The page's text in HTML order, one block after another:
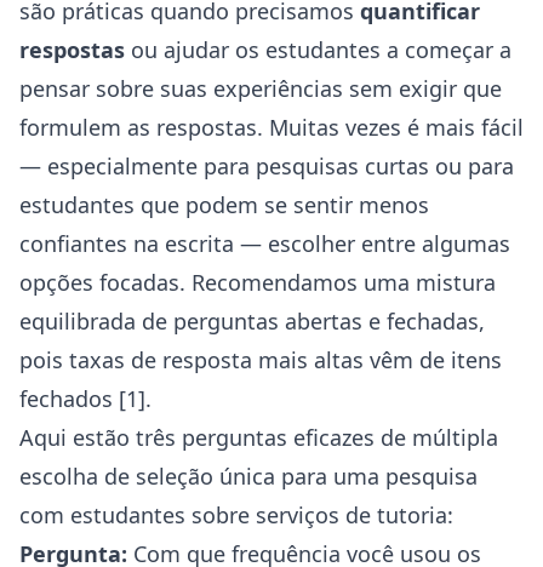
são práticas quando precisamos quantificar
respostas ou ajudar os estudantes a começar a
pensar sobre suas experiências sem exigir que
formulem as respostas. Muitas vezes é mais fácil
— especialmente para pesquisas curtas ou para
estudantes que podem se sentir menos
confiantes na escrita — escolher entre algumas
opções focadas. Recomendamos uma mistura
equilibrada de perguntas abertas e fechadas,
pois taxas de resposta mais altas vêm de itens
fechados [1].
Aqui estão três perguntas eficazes de múltipla
escolha de seleção única para uma pesquisa
com estudantes sobre serviços de tutoria:
Pergunta: Com que frequência você usou os